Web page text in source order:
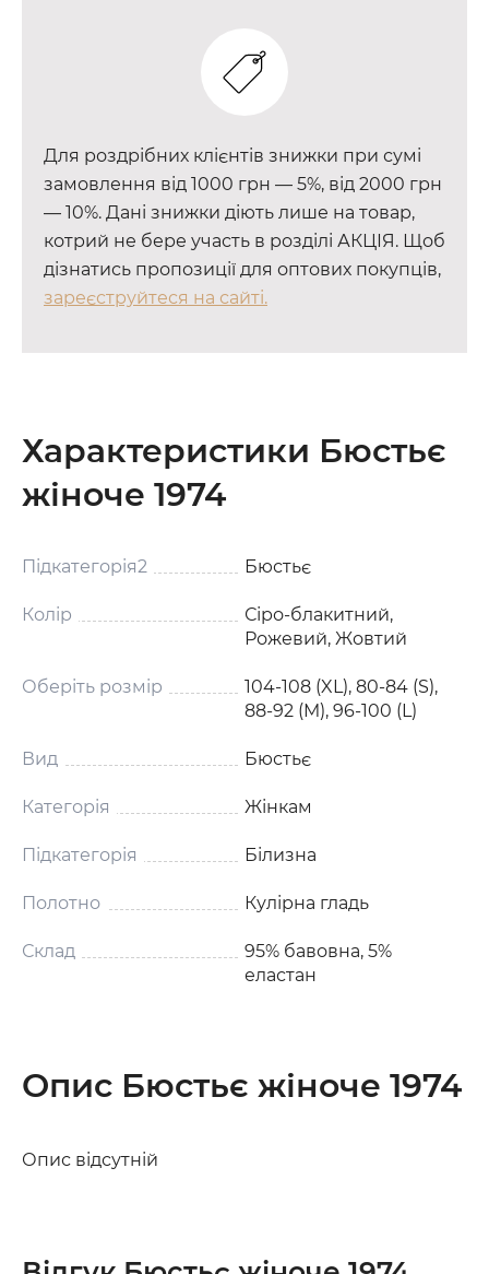
Для роздрібних клієнтів знижки при сумі
замовлення від 1000 грн — 5%, від 2000 грн
— 10%. Дані знижки діють лише на товар,
котрий не бере участь в розділі АКЦІЯ. Щоб
дізнатись пропозиції для оптових покупців,
зареєструйтеся на сайті.
Характеристики Бюстьє
жіноче 1974
Підкатегорія2 Бюстьє
Колір
Сіро-блакитний,
Рожевий, Жовтий
Оберіть розмір
104-108 (XL), 80-84 (S),
88-92 (M), 96-100 (L)
Вид Бюстьє
Категорія Жінкам
Підкатегорія Білизна
Полотно Кулірна гладь
Склад
95% бавовна, 5%
еластан
Опис Бюстьє жіноче 1974
Опис відсутній